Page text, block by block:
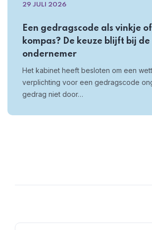
29 JULI 2026
Een gedragscode als vinkje
kompas? De keuze blijft bij de
ondernemer
Het kabinet heeft besloten om een
verplichting voor een gedragscode
gedrag niet door…